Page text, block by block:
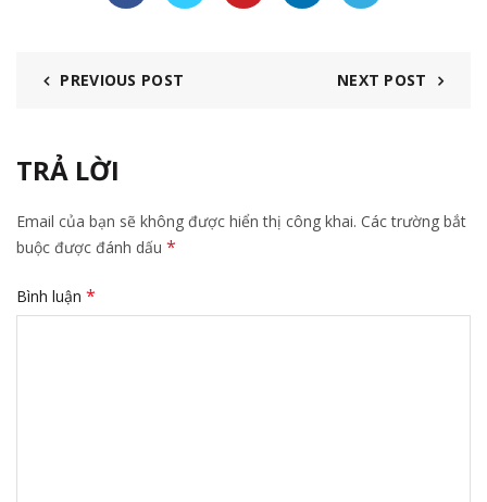
PREVIOUS POST NEXT POST
TRẢ LỜI
Email của bạn sẽ không được hiển thị công khai. Các trường bắt
buộc được đánh dấu *
Bình luận *